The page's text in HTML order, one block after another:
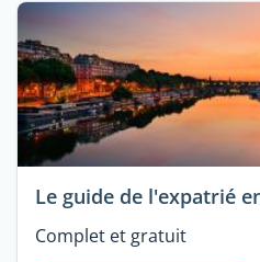
Le guide de l'expatrié
Complet et gratuit